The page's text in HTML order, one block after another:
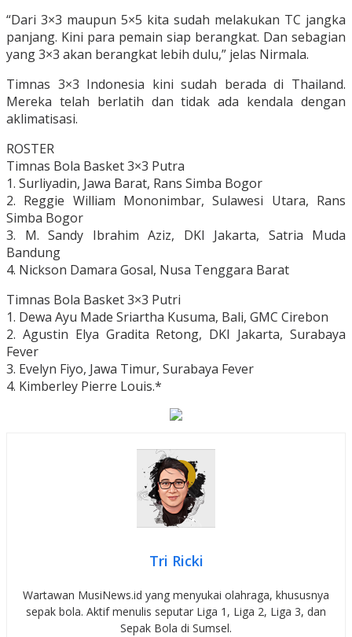
“Dari 3×3 maupun 5×5 kita sudah melakukan TC jangka
panjang. Kini para pemain siap berangkat. Dan sebagian
yang 3×3 akan berangkat lebih dulu,” jelas Nirmala.
Timnas 3×3 Indonesia kini sudah berada di Thailand.
Mereka telah berlatih dan tidak ada kendala dengan
aklimatisasi.
ROSTER
Timnas Bola Basket 3×3 Putra
1. Surliyadin, Jawa Barat, Rans Simba Bogor
2. Reggie William Mononimbar, Sulawesi Utara, Rans
Simba Bogor
3. M. Sandy Ibrahim Aziz, DKI Jakarta, Satria Muda
Bandung
4. Nickson Damara Gosal, Nusa Tenggara Barat
Timnas Bola Basket 3×3 Putri
1. Dewa Ayu Made Sriartha Kusuma, Bali, GMC Cirebon
2. Agustin Elya Gradita Retong, DKI Jakarta, Surabaya
Fever
3. Evelyn Fiyo, Jawa Timur, Surabaya Fever
4. Kimberley Pierre Louis.*
Tri Ricki
Wartawan MusiNews.id yang menyukai olahraga, khususnya
sepak bola. Aktif menulis seputar Liga 1, Liga 2, Liga 3, dan
Sepak Bola di Sumsel.